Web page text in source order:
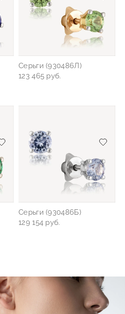
Серьги (930486Л)
123 465 руб.
Добавить/удалить из избранного
Серьги (930486Б)
129 154 руб.